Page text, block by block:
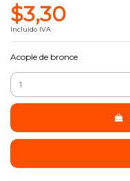
$3,30
Incluido IVA
Acople de bronce